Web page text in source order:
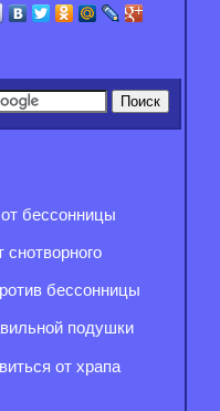
бессонницы
снотворного
бессонницы
подушки
от храпа